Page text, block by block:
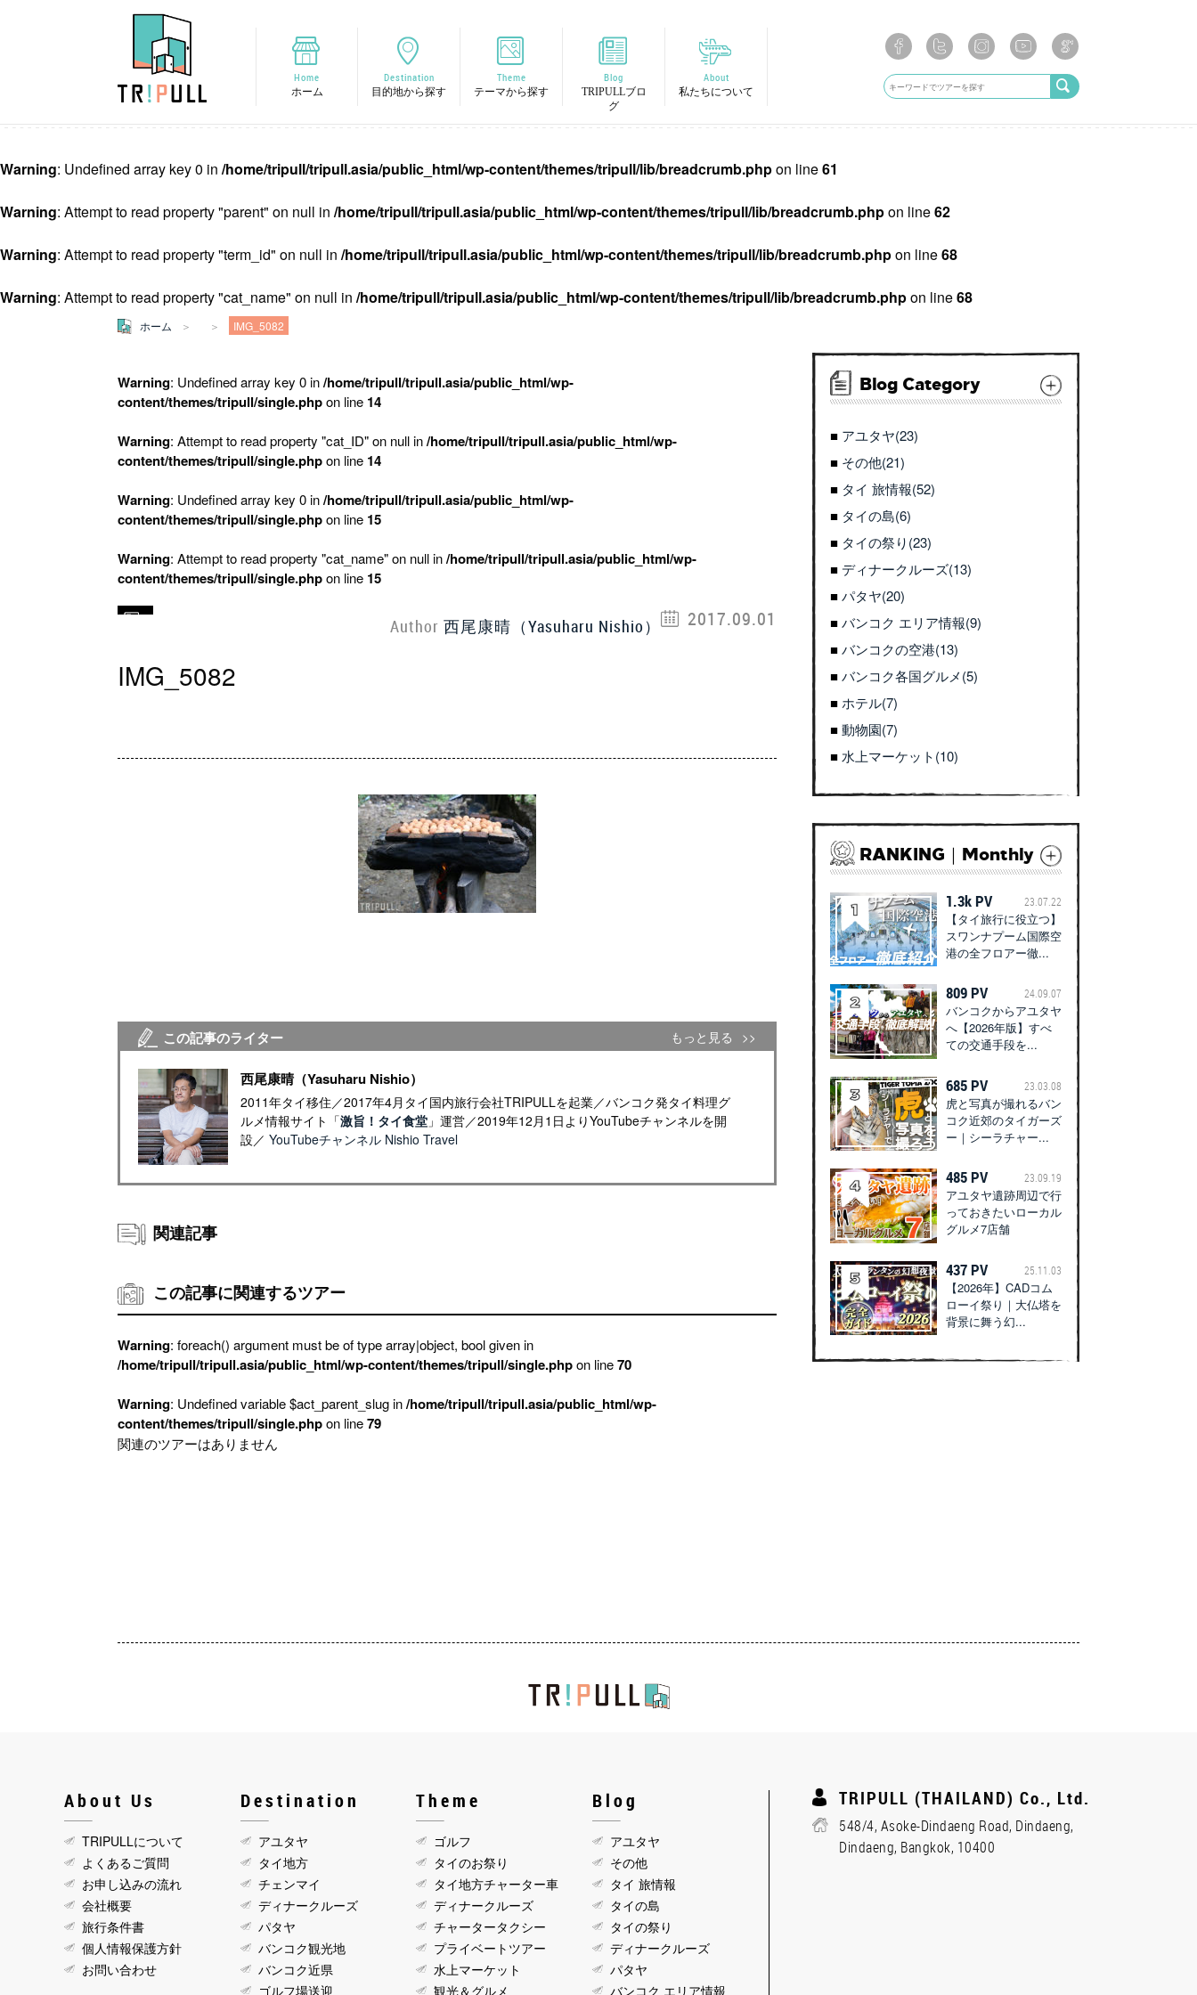
Home
ホーム
Destination
目的地から探す
Theme
テーマから探す
Blog
TRIPULLブロ
グ
About
私たちについて
Warning: Undefined array key 0 in /home/tripull/tripull.asia/public_html/wp-content/themes/tripull/lib/breadcrumb.phpon line61
Warning: Attempt to read property "parent" on null in /home/tripull/tripull.asia/public_html/wp-content/themes/tripull/lib/breadcrumb.phpon line62
Warning: Attempt to read property "term_id" on null in /home/tripull/tripull.asia/public_html/wp-content/themes/tripull/lib/breadcrumb.phpon line68
Warning: Attempt to read property "cat_name" on null in /home/tripull/tripull.asia/public_html/wp-content/themes/tripull/lib/breadcrumb.phpon line68
ホーム IMG_5082
Warning: Undefined array key 0 in/home/tripull/tripull.asia/public_html/wp-
content/themes/tripull/single.phpon line 14
Warning: Attempt to read property "cat_ID" on null in/home/tripull/tripull.asia/public_html/wp-
content/themes/tripull/single.phpon line 14
Warning: Undefined array key 0 in/home/tripull/tripull.asia/public_html/wp-
content/themes/tripull/single.phpon line 15
Warning: Attempt to read property "cat_name" on null in/home/tripull/tripull.asia/public_html/wp-
content/themes/tripull/single.phpon line 15
2017.09.01
Author 西尾康晴（Yasuharu Nishio）
IMG_5082
この記事のライター もっと見る
西尾康晴（Yasuharu Nishio）
2011年タイ移住／2017年4月タイ国内旅行会社TRIPULLを起業／バンコク発タイ料理グ
ルメ情報サイト「激旨！タイ食堂」運営／2019年12月1日よりYouTubeチャンネルを開
設／ YouTubeチャンネル Nishio Travel
関連記事
この記事に関連するツアー
Warning: foreach() argument must be of type array|object, bool given in
/home/tripull/tripull.asia/public_html/wp-content/themes/tripull/single.phpon line70
Warning: Undefined variable $act_parent_slug in/home/tripull/tripull.asia/public_html/wp-
content/themes/tripull/single.phpon line79
関連のツアーはありません
Blog Category
アユタヤ(23)
その他(21)
タイ 旅情報(52)
タイの島(6)
タイの祭り(23)
ディナークルーズ(13)
パタヤ(20)
バンコク エリア情報(9)
バンコクの空港(13)
バンコク各国グルメ(5)
ホテル(7)
動物園(7)
水上マーケット(10)
RANKING｜Monthly
1.3k PV 23.07.22
【タイ旅行に役立つ】
スワンナプーム国際空
港の全フロアー徹...
809 PV 24.09.07
バンコクからアユタヤ
へ【2026年版】すべ
ての交通手段を...
685 PV 23.03.08
虎と写真が撮れるバン
コク近郊のタイガーズ
ー｜シーラチャー...
485 PV 23.09.19
アユタヤ遺跡周辺で行
っておきたいローカル
グルメ7店舗
437 PV 25.11.03
【2026年】CADコム
ローイ祭り｜大仏塔を
背景に舞う幻...
About Us
TRIPULLについて
よくあるご質問
お申し込みの流れ
会社概要
旅行条件書
個人情報保護方針
お問い合わせ
Destination
アユタヤ
タイ地方
チェンマイ
ディナークルーズ
パタヤ
バンコク観光地
バンコク近県
ゴルフ場送迎
Theme
ゴルフ
タイのお祭り
タイ地方チャーター車
ディナークルーズ
チャータータクシー
プライベートツアー
水上マーケット
観光＆グルメ
Blog
アユタヤ
その他
タイ 旅情報
タイの島
タイの祭り
ディナークルーズ
パタヤ
バンコク エリア情報
TRIPULL (THAILAND) Co., Ltd.
548/4, Asoke-Dindaeng Road, Dindaeng,
Dindaeng, Bangkok, 10400